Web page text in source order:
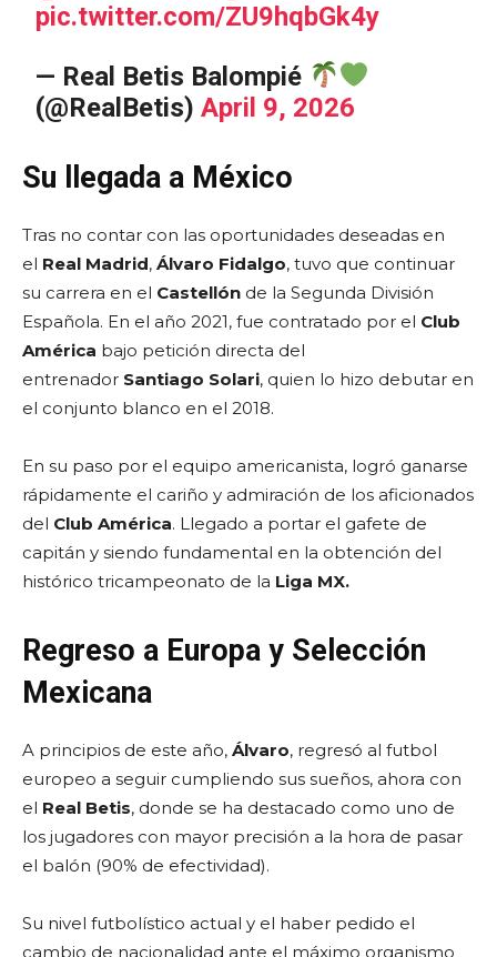
pic.twitter.com/ZU9hqbGk4y
— Real Betis Balompié
(@RealBetis)April 9, 2026
Su llegada a México
Tras no contar con las oportunidades deseadas en
el Real Madrid, Álvaro Fidalgo, tuvo que continuar
su carrera en el Castellón de la Segunda División
Española. En el año 2021, fue contratado por el Club
América bajo petición directa del
entrenador Santiago Solari, quien lo hizo debutar en
el conjunto blanco en el 2018.
En su paso por el equipo americanista, logró ganarse
rápidamente el cariño y admiración de los aficionados
del Club América. Llegado a portar el gafete de
capitán y siendo fundamental en la obtención del
histórico tricampeonato de la Liga MX.
Regreso a Europa y Selección
Mexicana
A principios de este año, Álvaro, regresó al futbol
europeo a seguir cumpliendo sus sueños, ahora con
el Real Betis, donde se ha destacado como uno de
los jugadores con mayor precisión a la hora de pasar
el balón (90% de efectividad).
Su nivel futbolístico actual y el haber pedido el
cambio de nacionalidad ante el máximo organismo